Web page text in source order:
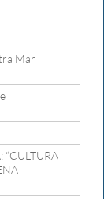
Mar
“CULTURA